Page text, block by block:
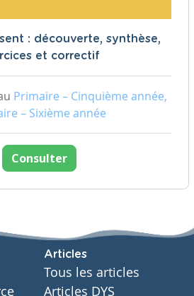
: découverte, synthèse,
et correctif
Primaire – Cinquième année,
– Sixième année
Consulter
Articles
Tous les articles
Articles DYS